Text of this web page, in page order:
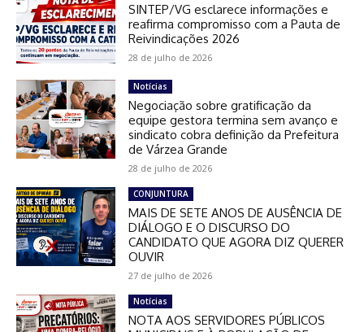
SINTEP/VG esclarece informações e
reafirma compromisso com a Pauta de
Reivindicações 2026
28 de julho de 2026
Notícias
Negociação sobre gratificação da
equipe gestora termina sem avanço e
sindicato cobra definição da Prefeitura
de Várzea Grande
28 de julho de 2026
CONJUNTURA
MAIS DE SETE ANOS DE AUSÊNCIA DE
DIÁLOGO E O DISCURSO DO
CANDIDATO QUE AGORA DIZ QUERER
OUVIR
27 de julho de 2026
Notícias
NOTA AOS SERVIDORES PÚBLICOS